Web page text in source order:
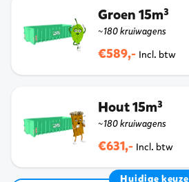
Groen 15m³
~180 kruiwagens
€589,- Incl. btw
Hout 15m³
~180 kruiwagens
€631,- Incl. btw
Huidige keuze